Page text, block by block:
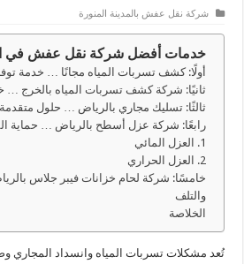
شركة نقل عفش بالمدينة المنورة
خدمات أفضل شركة نقل عفش في
أولًا: كشف تسربات المياه مجانًا … خدمة توفر
ثانيًا: شركة كشف تسربات المياه بالخرج …
ثالثًا: تسليك مجاري بالرياض … حلول
رابعًا: شركة عزل أسطح بالرياض … حماية
1. العزل المائي
2. العزل الحراري
خامسًا: شركة لحام خزانات فيبر جلاس
والتلف
الخلاصة
تُعد مشكلات تسربات المياه وانسداد المجاري